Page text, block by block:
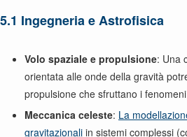
5.1 Ingegneria e Astrofisica
Volo spaziale e propulsione: Una
orientata alle onde della gravità
propulsione che sfruttano i
Meccanica celeste: La
gravitazionali in sistemi complessi